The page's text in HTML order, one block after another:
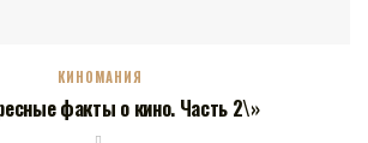
КИНОМАНИЯ
факты о кино. Часть 2\»